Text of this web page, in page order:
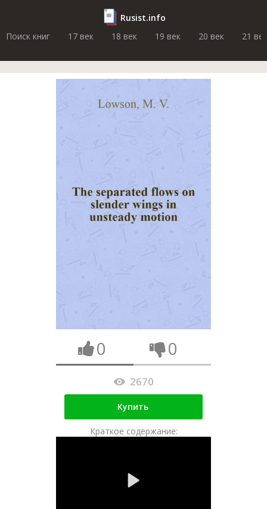
Rusist.info
Поиск книг
17 век 18 век 19 век 20 век 21 век
0 0
2670
Купить
Краткое содержание: